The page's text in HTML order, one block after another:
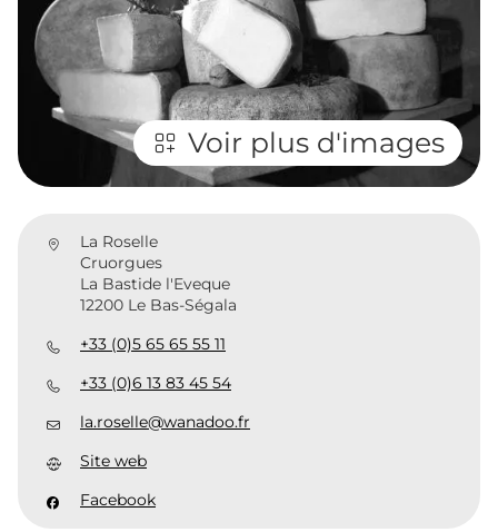
Voir plus d'images
La Roselle
Cruorgues
La Bastide l'Eveque
12200 Le Bas-Ségala
+33 (0)5 65 65 55 11
+33 (0)6 13 83 45 54
la.roselle@wanadoo.fr
Site web
Facebook